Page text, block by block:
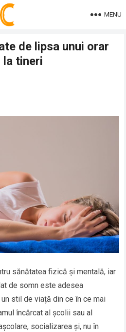
MENU
de lipsa unui orar
la tineri
sănătatea fizică și mentală, iar
de somn este adesea
stil de viață din ce în ce mai
încărcat al școlii sau al
socializarea și, nu în